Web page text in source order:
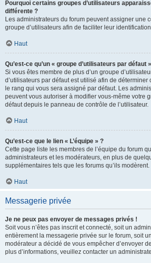
Pourquoi certains groupes d’utilisateurs
différente ?
Les administrateurs du forum peuvent assigner une
groupe d’utilisateurs afin de faciliter leur
Haut
Qu’est-ce qu’un « groupe d’utilisateurs par défaut
Si vous êtes membre de plus d’un groupe
d’utilisateurs par défaut est utilisé afin de
le rang qui vous sera assigné par défaut. Les
peuvent vous autoriser à modifier vous-même votre
défaut depuis le panneau de contrôle de l’utilisateur.
Haut
Qu’est-ce que le lien « L’équipe » ?
Cette page liste les membres de l’équipe du forum
administrateurs et les modérateurs, en plus de
supplémentaires tels que les forums qu’ils modèrent.
Haut
Messagerie privée
Je ne peux pas envoyer de messages privés !
Soit vous n’êtes pas inscrit et connecté, soit un
entièrement la messagerie privée sur le forum, soit
modérateur a décidé de vous empêcher d’envoyer
plus d’informations, veuillez contacter un